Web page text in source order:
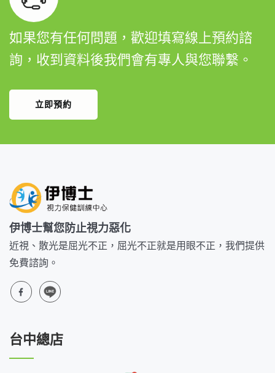
如果您有任何問題，歡迎填寫線上預約諮
詢，收到資料後我們會有專人與您聯繫。
立即預約
伊博士幫您防止視力惡化
近視、散光是屈光不正，屈光不正就是用眼不正，我們提供
免費諮詢。
台中總店